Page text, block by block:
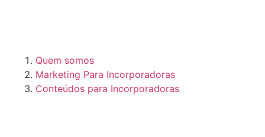
Quem somos
Marketing Para Incorporadoras
Conteúdos para Incorporadoras